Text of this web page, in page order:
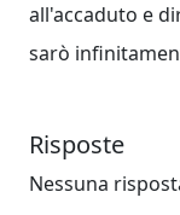
all'accaduto e
sarò
Risposte
Nessuna